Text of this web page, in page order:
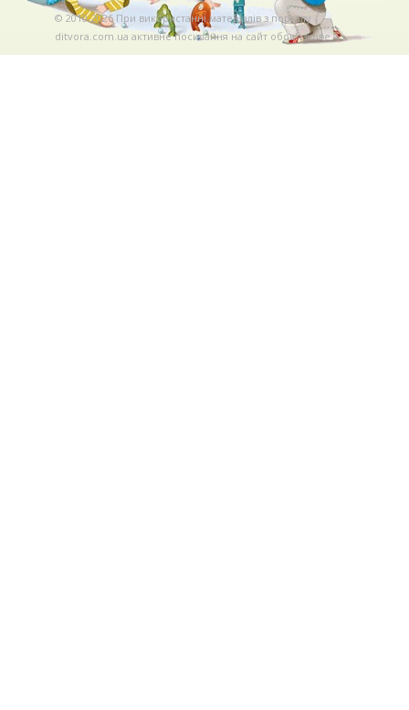
© 2010-2026 При використаннi матерiалiв з порталу
ditvora.com.ua активне посилання на сайт обов'язкове. .